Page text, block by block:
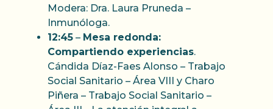
Modera: Dra. Laura Pruneda –
Inmunóloga.
12:45 – Mesa redonda:
Compartiendo experiencias.
Cándida Díaz-Faes Alonso – Trabajo
Social Sanitario – Área VIII y Charo
Piñera – Trabajo Social Sanitario –